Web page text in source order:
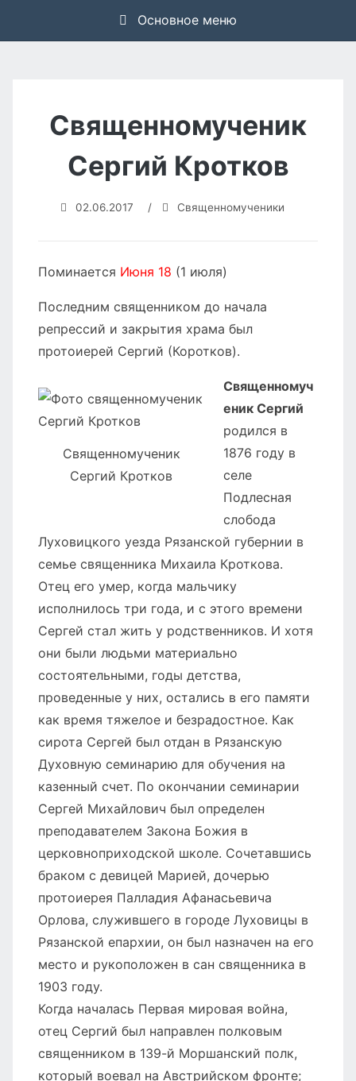
Основное меню
Священномученик
Сергий Кротков
02.06.2017 / Священномученики
Поминается Июня 18 (1 июля)
Последним священником до начала
репрессий и закрытия храма был
протоиерей Сергий (Коротков).
Священномученик
Сергий Кротков
Священномуч
еник Сергий
родился в
1876 году в
селе
Подлесная
слобода
Луховицкого уезда Рязанской губернии в
семье священника Михаила Кроткова.
Отец его умер, когда мальчику
исполнилось три года, и с этого времени
Сергей стал жить у родственников. И хотя
они были людьми материально
состоятельными, годы детства,
проведенные у них, остались в его памяти
как время тяжелое и безрадостное. Как
сирота Сергей был отдан в Рязанскую
Духовную семинарию для обучения на
казенный счет. По окончании семинарии
Сергей Михайлович был определен
преподавателем Закона Божия в
церковноприходской школе. Сочетавшись
браком с девицей Марией, дочерью
протоиерея Палладия Афанасьевича
Орлова, служившего в городе Луховицы в
Рязанской епархии, он был назначен на его
место и рукоположен в сан священника в
1903 году.
Когда началась Первая мировая война,
отец Сергий был направлен полковым
священником в 139-й Моршанский полк,
который воевал на Австрийском фронте;